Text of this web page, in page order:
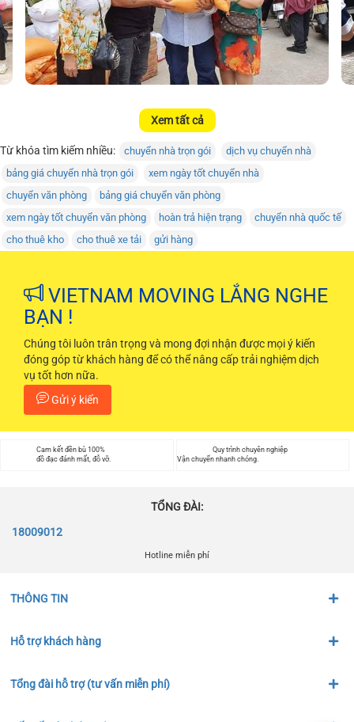
Xem tất cả
Từ khóa tìm kiếm nhiều: chuyển nhà trọn gói
dịch vụ chuyển nhà
bảng giá chuyển nhà trọn gói
xem ngày tốt chuyển nhà
chuyển văn phòng
bảng giá chuyển văn phòng
xem ngày tốt chuyển văn phòng
hoàn trả hiện trạng
chuyển nhà quốc tế
cho thuê kho
cho thuê xe tải gửi hàng
VIETNAM MOVING LẮNG NGHE
BẠN !
Chúng tôi luôn trân trọng và mong đợi nhận được mọi ý kiến
đóng góp từ khách hàng để có thể nâng cấp trải nghiệm dịch
vụ tốt hơn nữa.
Gửi ý kiến
Cam kết đền bù 100%
đồ đạc đánh mất, đỗ vỡ.
Quy trình chuyên nghiệp
Vận chuyển nhanh chóng.
TỔNG ĐÀI:
18009012
Hotline miễn phí
THÔNG TIN
Hỗ trợ khách hàng
Tổng đài hỗ trợ (tư vấn miễn phí)